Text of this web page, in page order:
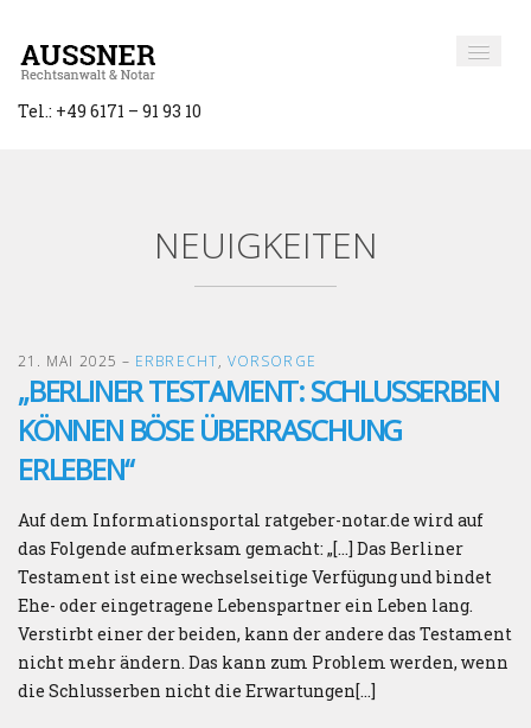
Tel.: +49 6171 – 91 93 10
NEUIGKEITEN
21. MAI 2025 – ERBRECHT,VORSORGE
„BERLINER TESTAMENT: SCHLUSSERBEN
KÖNNEN BÖSE ÜBERRASCHUNG
ERLEBEN“
Auf dem Informationsportal ratgeber-notar.de wird auf
das Folgende aufmerksam gemacht: „[…] Das Berliner
Testament ist eine wechselseitige Verfügung und bindet
Ehe- oder eingetragene Lebenspartner ein Leben lang.
Verstirbt einer der beiden, kann der andere das Testament
nicht mehr ändern. Das kann zum Problem werden, wenn
die Schlusserben nicht die Erwartungen[…]